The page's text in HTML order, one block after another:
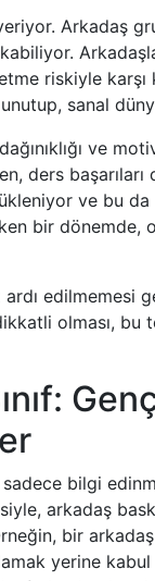
Arkadaş
riskiyle karşı
sanal
ve
ders
ve bu
bir dönemde,
edilmemesi
olması, bu
bilgi
arkadaş
bir
yerine kabul